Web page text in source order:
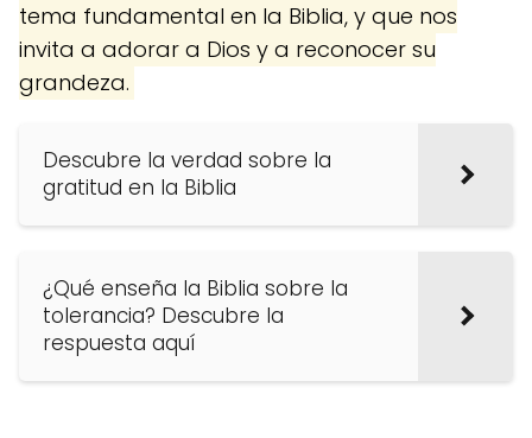
tema fundamental en la Biblia, y que nos
invita a adorar a Dios y a reconocer su
grandeza.
Descubre la verdad sobre la
gratitud en la Biblia
¿Qué enseña la Biblia sobre la
tolerancia? Descubre la
respuesta aquí